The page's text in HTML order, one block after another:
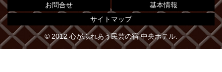
お問合せ
基本情報
サイトマップ
© 2012 心がふれあう民芸の宿 中央ホテル.